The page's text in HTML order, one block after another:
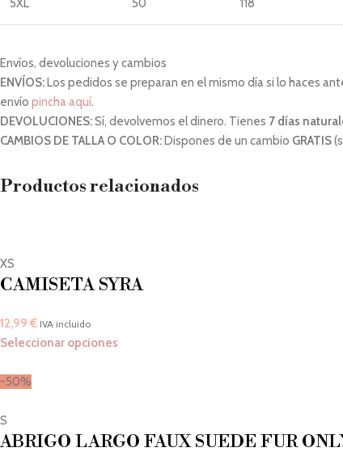
5XL 50 118
Envíos, devoluciones y cambios
ENVÍOS:Los pedidos se preparan en el mismo día si lo haces
envío pincha aquí.
DEVOLUCIONES:Sí, devolvemos el dinero. Tienes 7 días
CAMBIOS DE TALLA O COLOR:Dispones de un cambio GRATIS
Productos relacionados
XS
CAMISETA SYRA
12,99 € IVA incluido
Seleccionar opciones
-50%
S
ABRIGO LARGO FAUX SUEDE FUR